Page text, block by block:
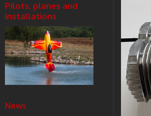
Pilots, planes and
installations
News